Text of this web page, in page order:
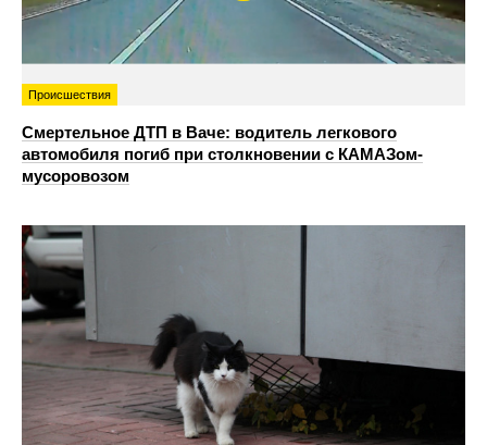
Происшествия
Смертельное ДТП в Ваче: водитель легкового
автомобиля погиб при столкновении с КАМАЗом-
мусоровозом